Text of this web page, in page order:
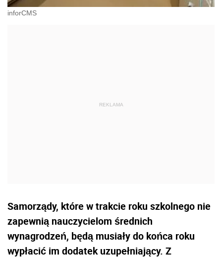
inforCMS
Samorządy, które w trakcie roku szkolnego nie
zapewnią nauczycielom średnich
wynagrodzeń, będą musiały do końca roku
wypłacić im dodatek uzupełniający. Z